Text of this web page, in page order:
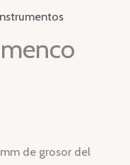
de grosor del